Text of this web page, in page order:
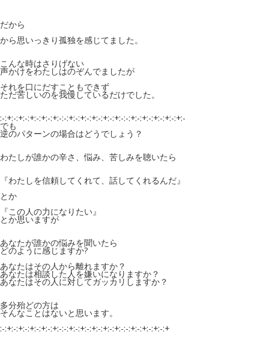
だから
から思いっきり孤独を感じてました。
こんな時はさりげない
声かけをわたしはのぞんでましたが
それを口にだすこともできず
ただ苦しいのを我慢しているだけでした。
:-:+:-:+:-:+:-:+:-:+:-:-:+:-:+:-:+:-:+:-:+:-:-:+:-:+:-:+:-:+:-:+:-
でも
逆のパターンの場合はどうでしょう？
わたしが誰かの辛さ、悩み、苦しみを聴いたら
『わたしを信頼してくれて、話してくれるんだ』
とか
『この人の力になりたい』
とか思いますが
あなたが誰かの悩みを聞いたら
どのように感じますか?
あなたはその人から離れますか？
あなたは相談した人を嫌いになりますか？
あなたはその人に対してガッカリしますか？
多分殆どの方は
そんなことはないと思います。
:-:+:-:+:-:+:-:+:-:+:-:-:+:-:+:-:+:-:+:-:+:-:-:+:-:+:-:+:-:+